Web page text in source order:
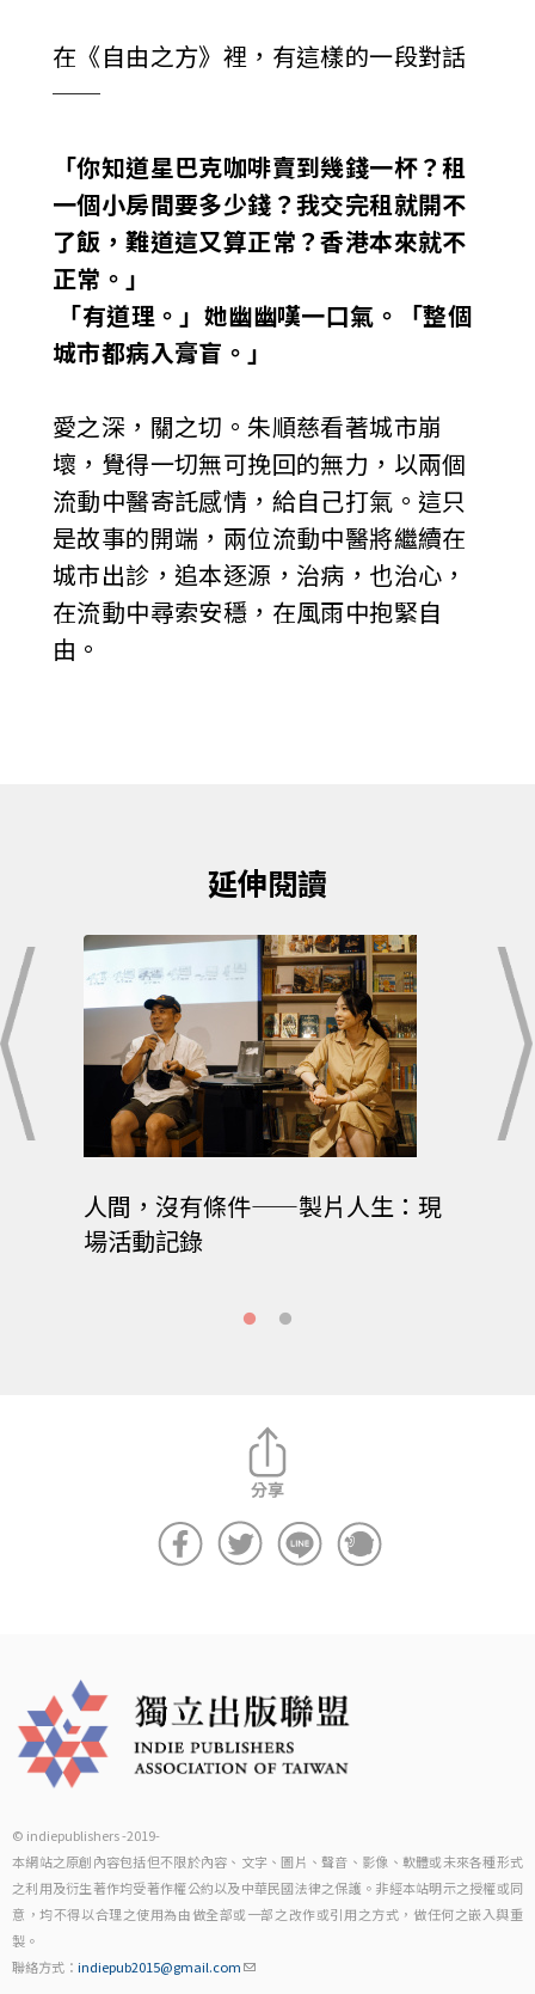
在《自由之方》裡，有這樣的一段對話
──
「你知道星巴克咖啡賣到幾錢一杯？租
一個小房間要多少錢？我交完租就開不
了飯，難道這又算正常？香港本來就不
正常。」
「有道理。」她幽幽嘆一口氣。「整個
城市都病入膏盲。」
愛之深，關之切。朱順慈看著城市崩
壞，覺得一切無可挽回的無力，以兩個
流動中醫寄託感情，給自己打氣。這只
是故事的開端，兩位流動中醫將繼續在
城市出診，追本逐源，治病，也治心，
在流動中尋索安穩，在風雨中抱緊自
由。
延伸閱讀
人間，沒有條件——製片人生：現
場活動記錄
© indiepublishers -2019-
本網站之原創內容包括但不限於內容、文字、圖片、聲音、影像、軟體或未來各種形式
之利用及衍生著作均受著作權公約以及中華民國法律之保護。非經本站明示之授權或同
意，均不得以合理之使用為由做全部或一部之改作或引用之方式，做任何之嵌入與重
製。
聯絡方式： indiepub2015@gmail.com